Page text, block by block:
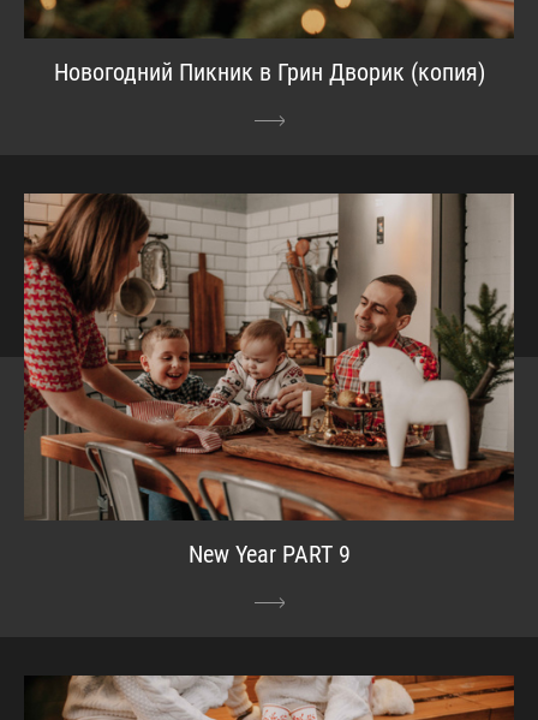
Новогодний Пикник в Грин Дворик (копия)
New Year PART 9